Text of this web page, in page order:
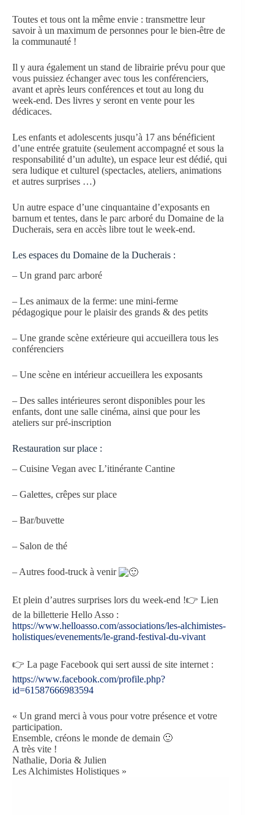
Toutes et tous ont la même envie : transmettre leur
savoir à un maximum de personnes pour le bien-être de
la communauté !
Il y aura également un stand de librairie prévu pour que
vous puissiez échanger avec tous les conférenciers,
avant et après leurs conférences et tout au long du
week-end. Des livres y seront en vente pour les
dédicaces.
Les enfants et adolescents jusqu’à 17 ans bénéficient
d’une entrée gratuite (seulement accompagné et sous la
responsabilité d’un adulte), un espace leur est dédié, qui
sera ludique et culturel (spectacles, ateliers, animations
et autres surprises …)
Un autre espace d’une cinquantaine d’exposants en
barnum et tentes, dans le parc arboré du Domaine de la
Ducherais, sera en accès libre tout le week-end.
Les espaces du Domaine de la Ducherais :
– Un grand parc arboré
– Les animaux de la ferme: une mini-ferme
pédagogique pour le plaisir des grands & des petits
– Une grande scène extérieure qui accueillera tous les
conférenciers
– Une scène en intérieur accueillera les exposants
– Des salles intérieures seront disponibles pour les
enfants, dont une salle cinéma, ainsi que pour les
ateliers sur pré-inscription
Restauration sur place :
– Cuisine Vegan avec L’itinérante Cantine
– Galettes, crêpes sur place
– Bar/buvette
– Salon de thé
– Autres food-truck à venir
Et plein d’autres surprises lors du week-end !👉 Lien
de la billetterie Hello Asso :
https://www.helloasso.com/associations/les-alchimistes-
holistiques/evenements/le-grand-festival-du-vivant
👉 La page Facebook qui sert aussi de site internet :
https://www.facebook.com/profile.php?
id=61587666983594
« Un grand merci à vous pour votre présence et votre
participation.
Ensemble, créons le monde de demain 🙂
A très vite !
Nathalie, Doria & Julien
Les Alchimistes Holistiques »